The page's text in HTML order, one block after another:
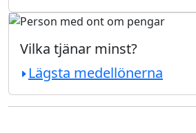
Vilka tjänar minst?
Lägsta medellönerna